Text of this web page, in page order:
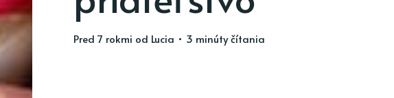
pred 7 rokmi od Lucia • 3 minúty čítania